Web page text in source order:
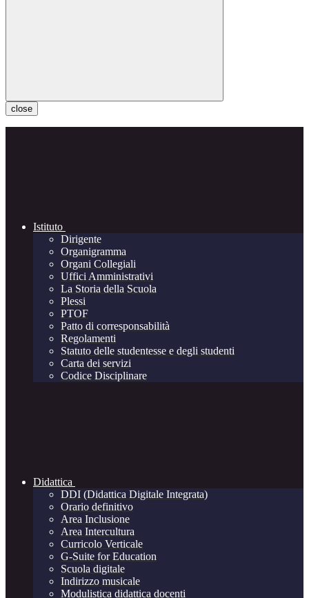
close
Istituto
Dirigente
Organigramma
Organi Collegiali
Uffici Amministrativi
La Storia della Scuola
Plessi
PTOF
Patto di corresponsabilità
Regolamenti
Statuto delle studentesse e degli studenti
Carta dei servizi
Codice Disciplinare
Didattica
DDI (Didattica Digitale Integrata)
Orario definitivo
Area Inclusione
Area Intercultura
Curricolo Verticale
G-Suite for Education
Scuola digitale
Indirizzo musicale
Modulistica didattica docenti